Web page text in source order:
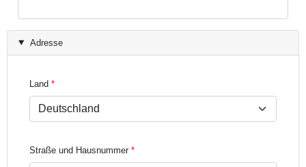
Adresse
Land
Straße und Hausnummer